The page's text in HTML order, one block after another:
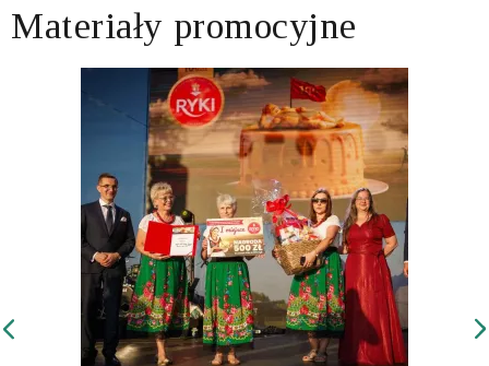
Materiały promocyjne